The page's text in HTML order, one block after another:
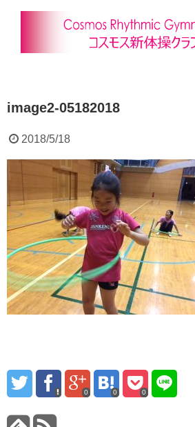
image2-05182018
2018/5/18
0 0 0